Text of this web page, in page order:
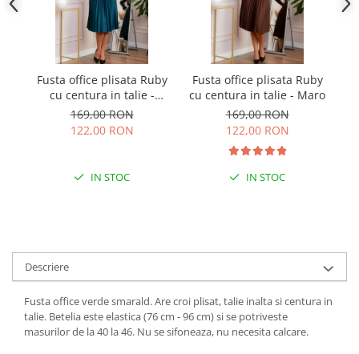
Fusta office plisata Ruby
cu centura in talie -
Turcoaz inchis
169,00 RON
122,00 RON
IN STOC
Fusta office plisata Ruby
cu centura in talie - Maro
169,00 RON
122,00 RON
IN STOC
Descriere
Fusta office verde smarald. Are croi plisat, talie inalta si centura in
talie. Betelia este elastica (76 cm - 96 cm) si se potriveste
masurilor de la 40 la 46. Nu se sifoneaza, nu necesita calcare.